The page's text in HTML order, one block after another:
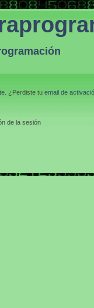
. ¿Perdiste tu email de
de la sesión